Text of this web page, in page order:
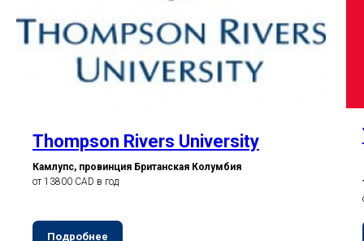
Thompson Rivers University
Камлупс, провинция Британская Колумбия
от 13800 CAD в год
Подробнее